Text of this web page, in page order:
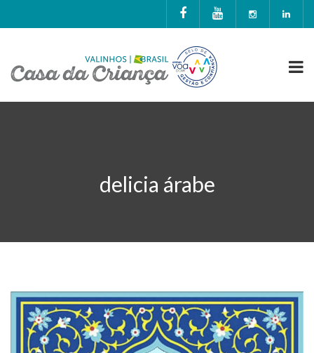
delicia árabe